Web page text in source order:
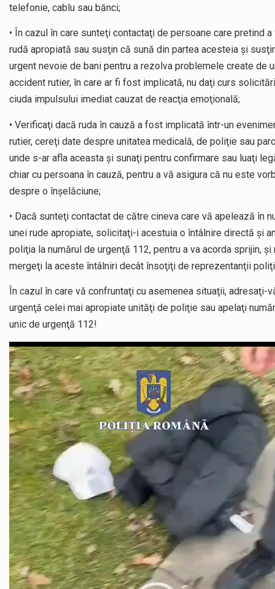
telefonie, cablu sau bănci;
• În cazul în care sunteţi contactaţi de persoane care pretind a
rudă apropiată sau susţin că sună din partea acesteia şi
urgent nevoie de bani pentru a rezolva problemele create de
accident rutier, în care ar fi fost implicată, nu daţi curs
ciuda impulsului imediat cauzat de reacţia emoţională;
• Verificaţi dacă ruda în cauză a fost implicată într-un
rutier, cereţi date despre unitatea medicală, de poliţie sau
unde s-ar afla aceasta şi sunaţi pentru confirmare sau luaţi
chiar cu persoana în cauză, pentru a vă asigura că nu este
despre o înşelăciune;
• Dacă sunteţi contactat de către cineva care vă apelează în
unei rude apropiate, solicitaţi-i acestuia o întâlnire directă şi
poliţia la numărul de urgenţă 112, pentru a va acorda sprijin, şi
mergeţi la aceste întâlniri decât însoţiţi de reprezentanţii
În cazul în care vă confruntaţi cu asemenea situaţii, adresaţi-
urgenţă celei mai apropiate unităţi de poliţie sau apelaţi
unic de urgenţă 112!
Player
video